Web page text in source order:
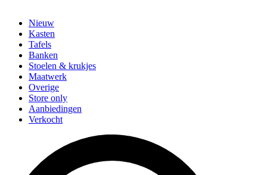
Nieuw
Kasten
Tafels
Banken
Stoelen & krukjes
Maatwerk
Overige
Store only
Aanbiedingen
Verkocht